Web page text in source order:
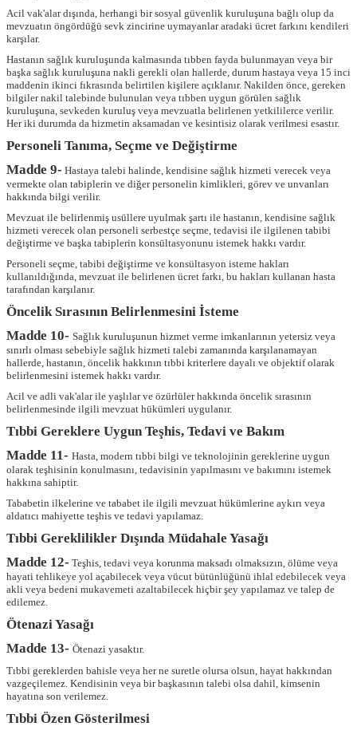
Acil vak'alar dışında, herhangi bir sosyal güvenlik kuruluşuna bağlı olup da
mevzuatın öngördüğü sevk zincirine uymayanlar aradaki ücret farkını kendileri
karşılar.
Hastanın sağlık kuruluşunda kalmasında tıbben fayda bulunmayan veya bir
başka sağlık kuruluşuna nakli gerekli olan hallerde, durum hastaya veya 15 inci
maddenin ikinci fıkrasında belirtilen kişilere açıklanır. Nakilden önce, gereken
bilgiler nakil talebinde bulunulan veya tıbben uygun görülen sağlık
kuruluşuna, sevkeden kuruluş veya mevzuatla belirlenen yetkililerce verilir.
Her iki durumda da hizmetin aksamadan ve kesintisiz olarak verilmesi esastır.
Personeli Tanıma, Seçme ve Değiştirme
Madde 9- Hastaya talebi halinde, kendisine sağlık hizmeti verecek veya
vermekte olan tabiplerin ve diğer personelin kimlikleri, görev ve unvanları
hakkında bilgi verilir.
Mevzuat ile belirlenmiş usüllere uyulmak şartı ile hastanın, kendisine sağlık
hizmeti verecek olan personeli serbestçe seçme, tedavisi ile ilgilenen tabibi
değiştirme ve başka tabiplerin konsültasyonunu istemek hakkı vardır.
Personeli seçme, tabibi değiştirme ve konsültasyon isteme hakları
kullanıldığında, mevzuat ile belirlenen ücret farkı, bu hakları kullanan hasta
tarafından karşılanır.
Öncelik Sırasının Belirlenmesini İsteme
Madde 10- Sağlık kuruluşunun hizmet verme imkanlarının yetersiz veya
sınırlı olması sebebiyle sağlık hizmeti talebi zamanında karşılanamayan
hallerde, hastanın, öncelik hakkının tıbbi kriterlere dayalı ve objektif olarak
belirlenmesini istemek hakkı vardır.
Acil ve adli vak'alar ile yaşlılar ve özürlüler hakkında öncelik sırasının
belirlenmesinde ilgili mevzuat hükümleri uygulanır.
Tıbbi Gereklere Uygun Teşhis, Tedavi ve Bakım
Madde 11- Hasta, modern tıbbi bilgi ve teknolojinin gereklerine uygun
olarak teşhisinin konulmasını, tedavisinin yapılmasını ve bakımını istemek
hakkına sahiptir.
Tababetin ilkelerine ve tababet ile ilgili mevzuat hükümlerine aykırı veya
aldatıcı mahiyette teşhis ve tedavi yapılamaz.
Tıbbi Gereklilikler Dışında Müdahale Yasağı
Madde 12- Teşhis, tedavi veya korunma maksadı olmaksızın, ölüme veya
hayati tehlikeye yol açabilecek veya vücut bütünlüğünü ihlal edebilecek veya
akli veya bedeni mukavemeti azaltabilecek hiçbir şey yapılamaz ve talep de
edilemez.
Ötenazi Yasağı
Madde 13- Ötenazi yasaktır.
Tıbbi gereklerden bahisle veya her ne suretle olursa olsun, hayat hakkından
vazgeçilemez. Kendisinin veya bir başkasının talebi olsa dahil, kimsenin
hayatına son verilemez.
Tıbbi Özen Gösterilmesi